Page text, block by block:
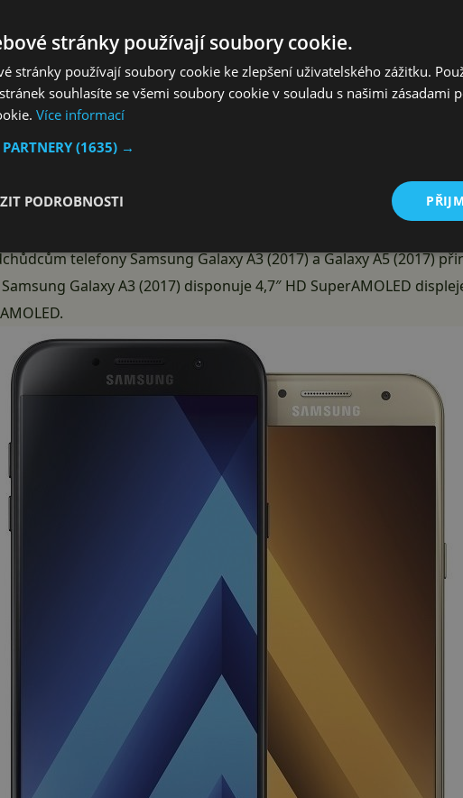
S
A se do jisté míry přiblížily loňskému vlajkovému modelu
design, který je na první pohled inspirován loňskou vlajkovou
sourozence „odkoukali“ voděodolnost garantovanou
telefony Samsung Galaxy A3 (2017) a Galaxy A5 (2017)
Galaxy A3 (2017) disponuje 4,7″ HD SuperAMOLED
stránky používají soubory cookie.
stránky používají soubory cookie ke zlepšení uživatelského zážitku.
souhlasíte se všemi soubory cookie v souladu s našimi zásadami
Více informací
(1635) →
PODROBNOSTI